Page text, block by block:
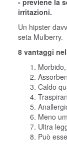
irritazioni.
Un hipster
seta Mulberry.
8 vantaggi
Caldo
Meno
Ultra
Può